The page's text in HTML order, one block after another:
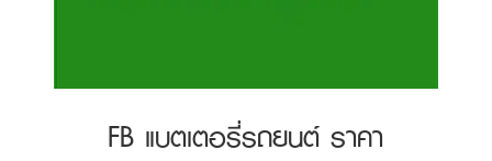
FB แบตเตอรี่รถยนต์ ราคา